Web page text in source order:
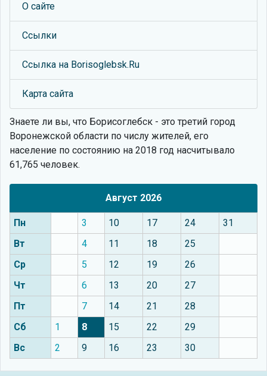
О сайте
Ссылки
Ссылка на Borisoglebsk.Ru
Карта сайта
Знаете ли вы, что Борисоглебск - это третий город
Воронежской области по числу жителей, его
население по состоянию на 2018 год насчитывало
61,765 человек.
Август 2026
Пн 3 10 17 24
31
Вт
4 11 18
25
Ср
5 12 19
26
Чт
6 13 20
27
Пт
7 14 21
28
Сб
1 8 15 22
29
Вс
2 9 16 23 30